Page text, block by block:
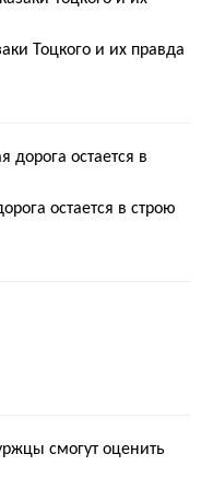
Тоцкого и их правда
остается в строю